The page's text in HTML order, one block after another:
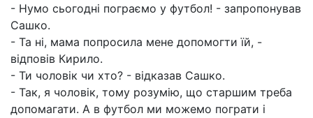
- Нумо сьогодні пограємо у футбол! - запропонував
Сашко.
- Та ні, мама попросила мене допомогти їй, -
відповів Кирило.
- Ти чоловік чи хто? - відказав Сашко.
- Так, я чоловік, тому розумію, що старшим треба
допомагати. А в футбол ми можемо пограти і